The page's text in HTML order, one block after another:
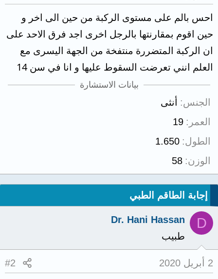
احس بالم على مستوى الركبة من حين الى اخر و
حين اقوم بمقارنتها بالرجل اخرى اجد فرق الاحد على
ان الركبة المتضررة منتفخة من الجهة اليسرى مع
العلم انني تعرضت السقوط عليها و انا في سن 14
بيانات الاستشارة
الجنس
أنثى
العمر
19
الطول 1.650
الوزن 58
إجابة الطاقم الطبي
D
Dr. Hani Hassan
طبيب
2 أبريل 2020 #2